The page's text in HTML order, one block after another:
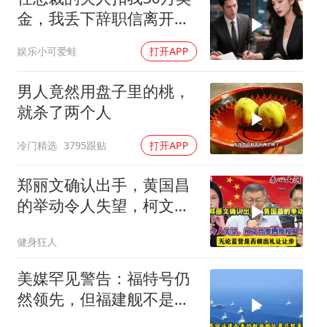
金，我丢下辞职信离开，
当晚她慌忙问：甲方只和
你签约
娱乐小可爱蛙 打开APP
男人竟然用盘子里的桃，
就杀了两个人
冷门精选 3795跟贴 打开APP
郑丽文确认出手，黄国昌
的举动令人失望，柯文哲
健身狂人
美媒罕见警告：福特号仍
然领先，但福建舰不是中